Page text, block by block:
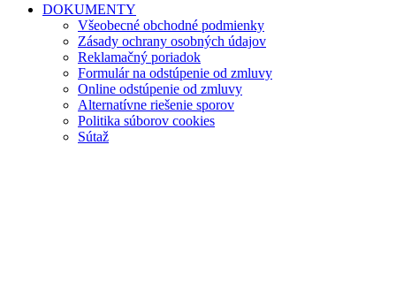
DOKUMENTY
Všeobecné obchodné podmienky
Zásady ochrany osobných údajov
Reklamačný poriadok
Formulár na odstúpenie od zmluvy
Online odstúpenie od zmluvy
Alternatívne riešenie sporov
Politika súborov cookies
Sútaž